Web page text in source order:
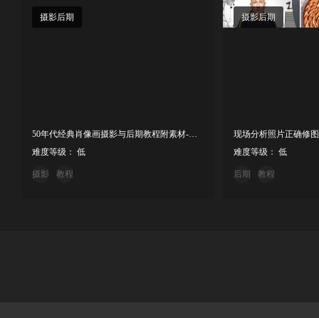
摄影后期
50年代经典肖像画摄影与后期教程附素材-中英字幕
难度等级： 低
摄影 教程
摄影后期
难度等级： 低
后期 教程